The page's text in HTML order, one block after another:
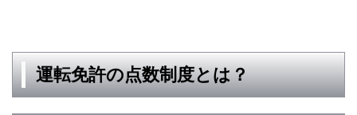
運転免許の点数制度とは？